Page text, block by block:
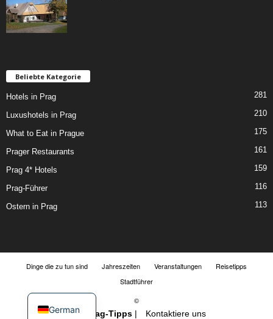
Beliebte Kategorie
Hotels in Prag 281
Luxushotels in Prag 210
What to Eat in Prague 175
Prager Restaurants 161
Prag 4* Hotels 159
Prag-Führer 116
Ostern in Prag 113
Dinge die zu tun sind Jahreszeiten Veranstaltungen
Reisetipps
Stadtführer
©
2018-
Prag-Tipps| Kontaktiere uns
German